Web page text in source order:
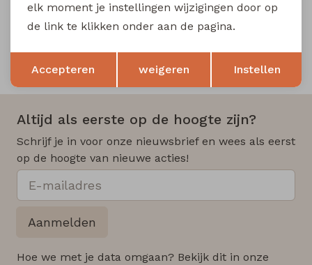
Snelle en betrouwbare levering
Altijd als eerste op de hoogte zijn?
Schrijf je in voor onze nieuwsbrief en wees als eerst
op de hoogte van nieuwe acties!
Aanmelden
Hoe we met je data omgaan? Bekijk dit in onze
Terug Opslaan
elk moment je instellingen wijzigingen door op
de link te klikken onder aan de pagina.
Accepteren weigeren Instellen